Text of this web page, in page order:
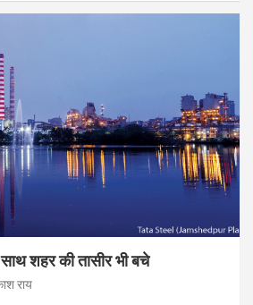
शहर की तासीर भी बचे
राय